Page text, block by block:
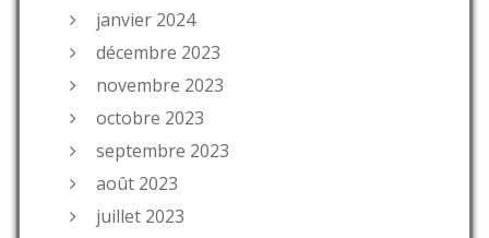
janvier 2024
décembre 2023
novembre 2023
octobre 2023
septembre 2023
août 2023
juillet 2023